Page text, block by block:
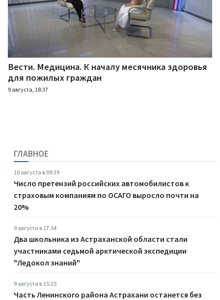
Вести. Медицина. К началу месячника здоровья
для пожилых граждан
9 августа, 18:37
ГЛАВНОЕ
10 августа в 09:39
Число претензий российских автомобилистов к
страховым компаниям по ОСАГО выросло почти на
20%
9 августа в 17:34
Два школьника из Астраханской области стали
участниками седьмой арктической экспедиции
"Ледокол знаний"
9 августа в 15:25
Часть Ленинского района Астрахани останется без